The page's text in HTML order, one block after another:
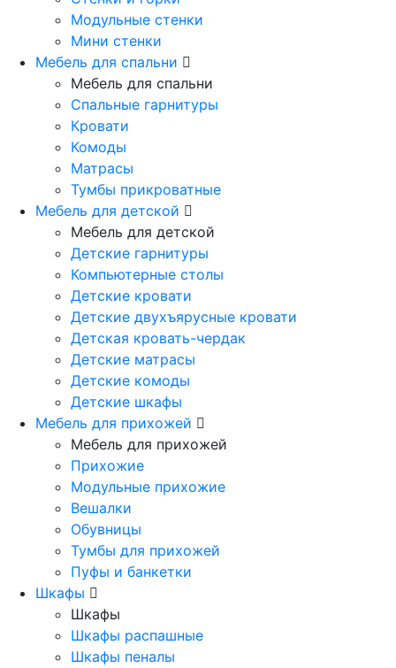
Модульные стенки
Мини стенки
Мебель для спальни
Мебель для спальни
Спальные гарнитуры
Кровати
Комоды
Матрасы
Тумбы прикроватные
Мебель для детской
Мебель для детской
Детские гарнитуры
Компьютерные столы
Детские кровати
Детские двухъярусные кровати
Детская кровать-чердак
Детские матрасы
Детские комоды
Детские шкафы
Мебель для прихожей
Мебель для прихожей
Прихожие
Модульные прихожие
Вешалки
Обувницы
Тумбы для прихожей
Пуфы и банкетки
Шкафы
Шкафы
Шкафы распашные
Шкафы пеналы